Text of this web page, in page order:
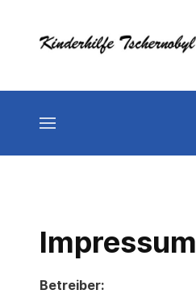
Impressum
Betreiber: